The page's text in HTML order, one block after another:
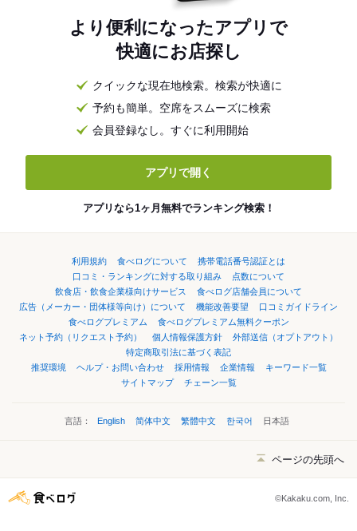
より便利になったアプリで
快適にお店探し
クイックな現在地検索。検索が快適に
予約も簡単。空席をスムーズに検索
会員登録なし。すぐに利用開始
アプリで開く
アプリなら1ヶ月無料でランキング検索！
利用規約 食べログについて
携帯電話番号認証とは
口コミ・ランキングに対する取り組み
点数について
飲食店・飲食企業様向けサービス
食べログ店舗会員について
広告（メーカー・団体様等向け）について
機能改善要望
口コミガイドライン
食べログプレミアム
食べログプレミアム無料クーポン
ネット予約（リクエスト予約）
個人情報保護方針
外部送信（オプトアウト）
特定商取引法に基づく表記
推奨環境
ヘルプ・お問い合わせ 採用情報 企業情報
キーワード一覧
サイトマップ
チェーン一覧
言語： English 简体中文 繁體中文 한국어 日本語
ページの先頭へ
©Kakaku.com, Inc.